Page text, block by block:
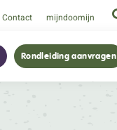
Contact mijndoomijn
Rondleiding aanvragen